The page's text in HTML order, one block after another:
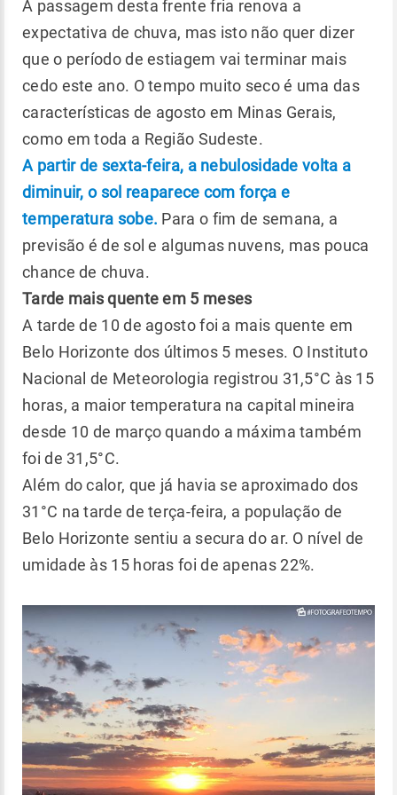
A passagem desta frente fria renova a
expectativa de chuva, mas isto não quer dizer
que o período de estiagem vai terminar mais
cedo este ano. O tempo muito seco é uma das
características de agosto em Minas Gerais,
como em toda a Região Sudeste.
A partir de sexta-feira, a nebulosidade volta a
diminuir, o sol reaparece com força e
temperatura sobe. Para o fim de semana, a
previsão é de sol e algumas nuvens, mas pouca
chance de chuva.
Tarde mais quente em 5 meses
A tarde de 10 de agosto foi a mais quente em
Belo Horizonte dos últimos 5 meses. O Instituto
Nacional de Meteorologia registrou 31,5°C às 15
horas, a maior temperatura na capital mineira
desde 10 de março quando a máxima também
foi de 31,5°C.
Além do calor, que já havia se aproximado dos
31°C na tarde de terça-feira, a população de
Belo Horizonte sentiu a secura do ar. O nível de
umidade às 15 horas foi de apenas 22%.